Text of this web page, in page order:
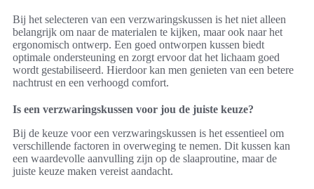
Bij het selecteren van een verzwaringskussen is het niet alleen
belangrijk om naar de materialen te kijken, maar ook naar het
ergonomisch ontwerp. Een goed ontworpen kussen biedt
optimale ondersteuning en zorgt ervoor dat het lichaam goed
wordt gestabiliseerd. Hierdoor kan men genieten van een betere
nachtrust en een verhoogd comfort.
Is een verzwaringskussen voor jou de juiste keuze?
Bij de keuze voor een verzwaringskussen is het essentieel om
verschillende factoren in overweging te nemen. Dit kussen kan
een waardevolle aanvulling zijn op de slaaproutine, maar de
juiste keuze maken vereist aandacht.